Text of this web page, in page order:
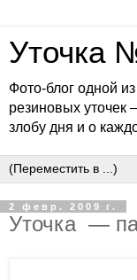
Уточка
Фото-блог одной
резиновых
злобу дня и о
2 февр. 2009 г.
Уточка —